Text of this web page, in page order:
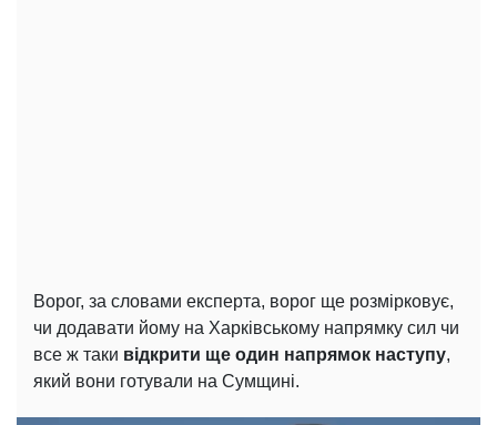
Ворог, за словами експерта, ворог ще розмірковує,
чи додавати йому на Харківському напрямку сил чи
все ж таки відкрити ще один напрямок наступу,
який вони готували на Сумщині.